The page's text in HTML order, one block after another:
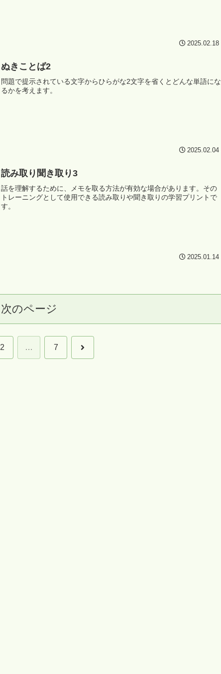
2025.02.18
ぬきことば2
問題で提示されている文字からひらがな2文字を省くとどんな単語にな
るかを考えます。
2025.02.04
読み取り聞き取り3
話を理解するために、メモを取る方法が有効な場合があります。その
トレーニングとして使用できる読み取りや聞き取りの学習プリントで
す。
2025.01.14
次のページ
2 … 7 次